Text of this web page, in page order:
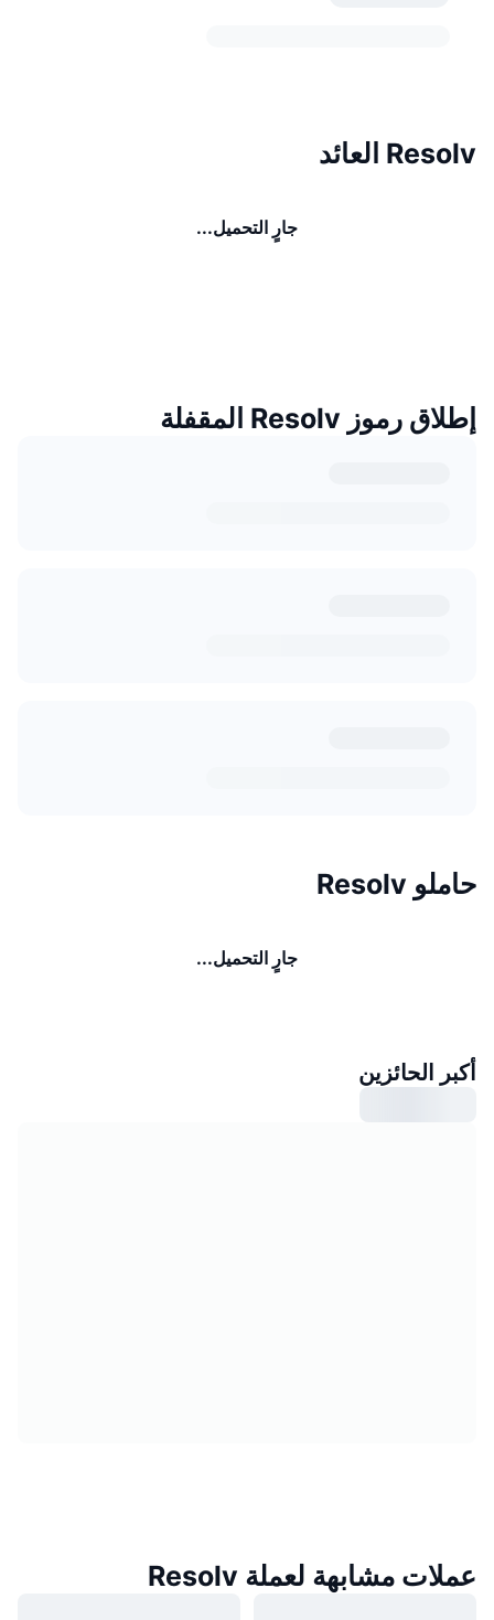
Resolv العائد
جارٍ التحميل...
إطلاق رموز Resolv المقفلة
حاملو Resolv
جارٍ التحميل...
أكبر الحائزين
عملات مشابهة لعملة Resolv